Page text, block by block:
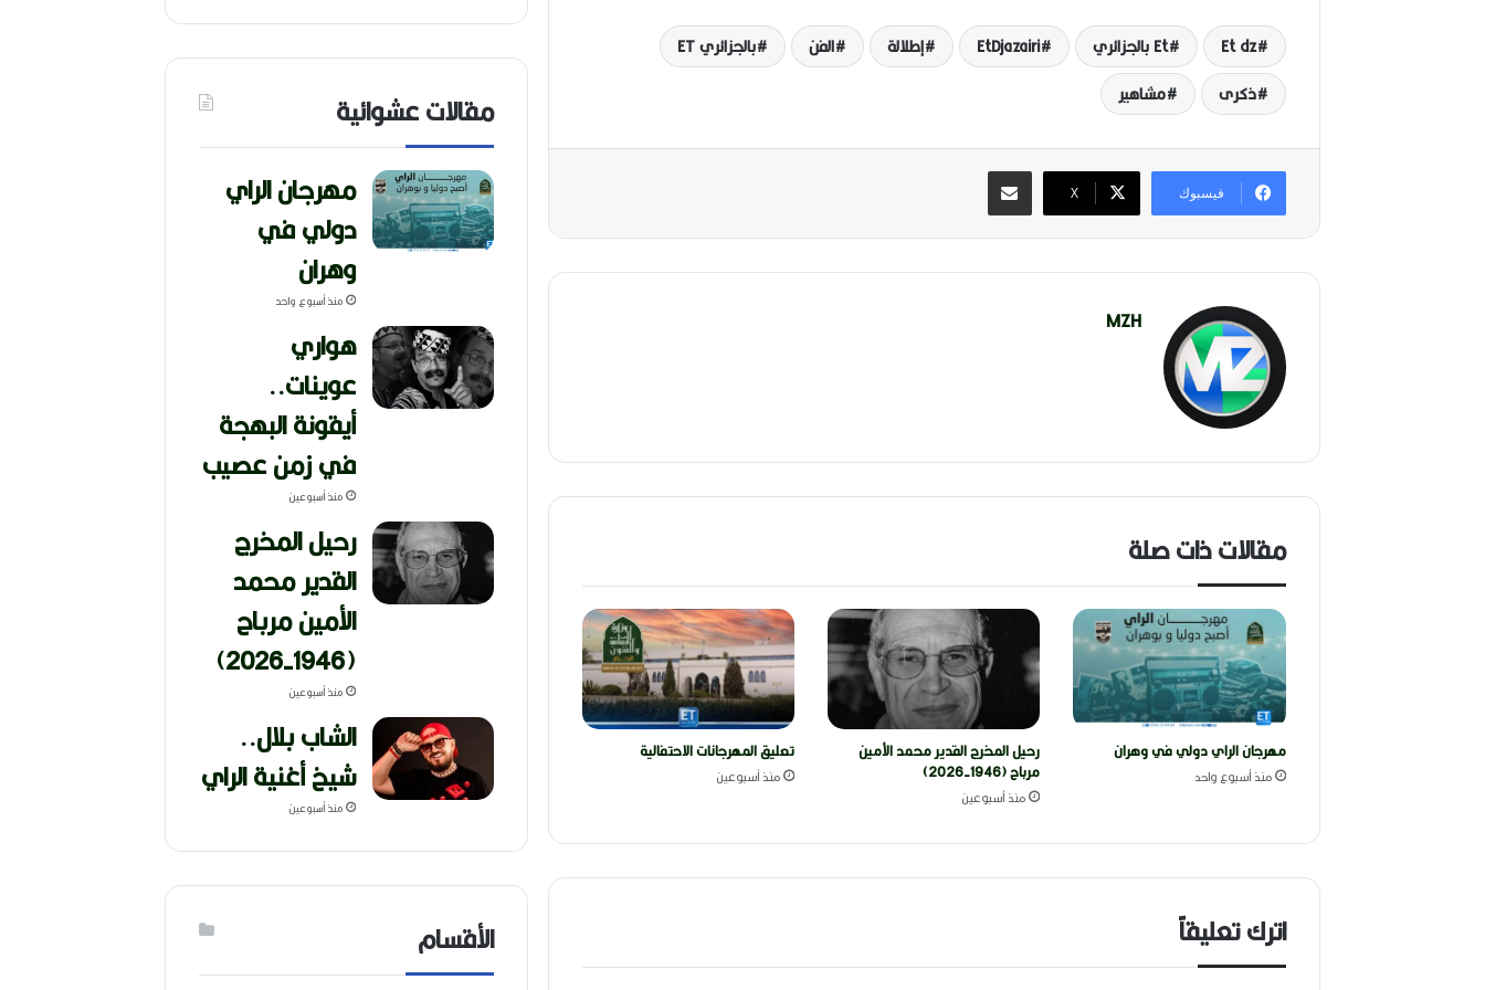
Et dz Et بالجزائري EtDjazairi إطلالة الفن
بالجزائري ET
ذكرى
مشاهير
فيسبوك ‫X
MZH
مقالات ذات صلة
مهرجان الراي دولي في وهران
منذ أسبوع واحد
رحيل المخرج القدير محمد الأمين
مرباح (1946-2026)
منذ أسبوعين
تعليق المهرجانات الاحتفالية
منذ أسبوعين
اترك تعليقاً
مقالات عشوائية
مهرجان الراي
دولي في
وهران
منذ أسبوع واحد
هواري
عوينات..
أيقونة البهجة
في زمن عصيب
منذ أسبوعين
رحيل المخرج
القدير محمد
الأمين مرباح
(1946-2026)
منذ أسبوعين
الشاب بلال..
شيخ أغنية الراي
منذ أسبوعين
الأقسام